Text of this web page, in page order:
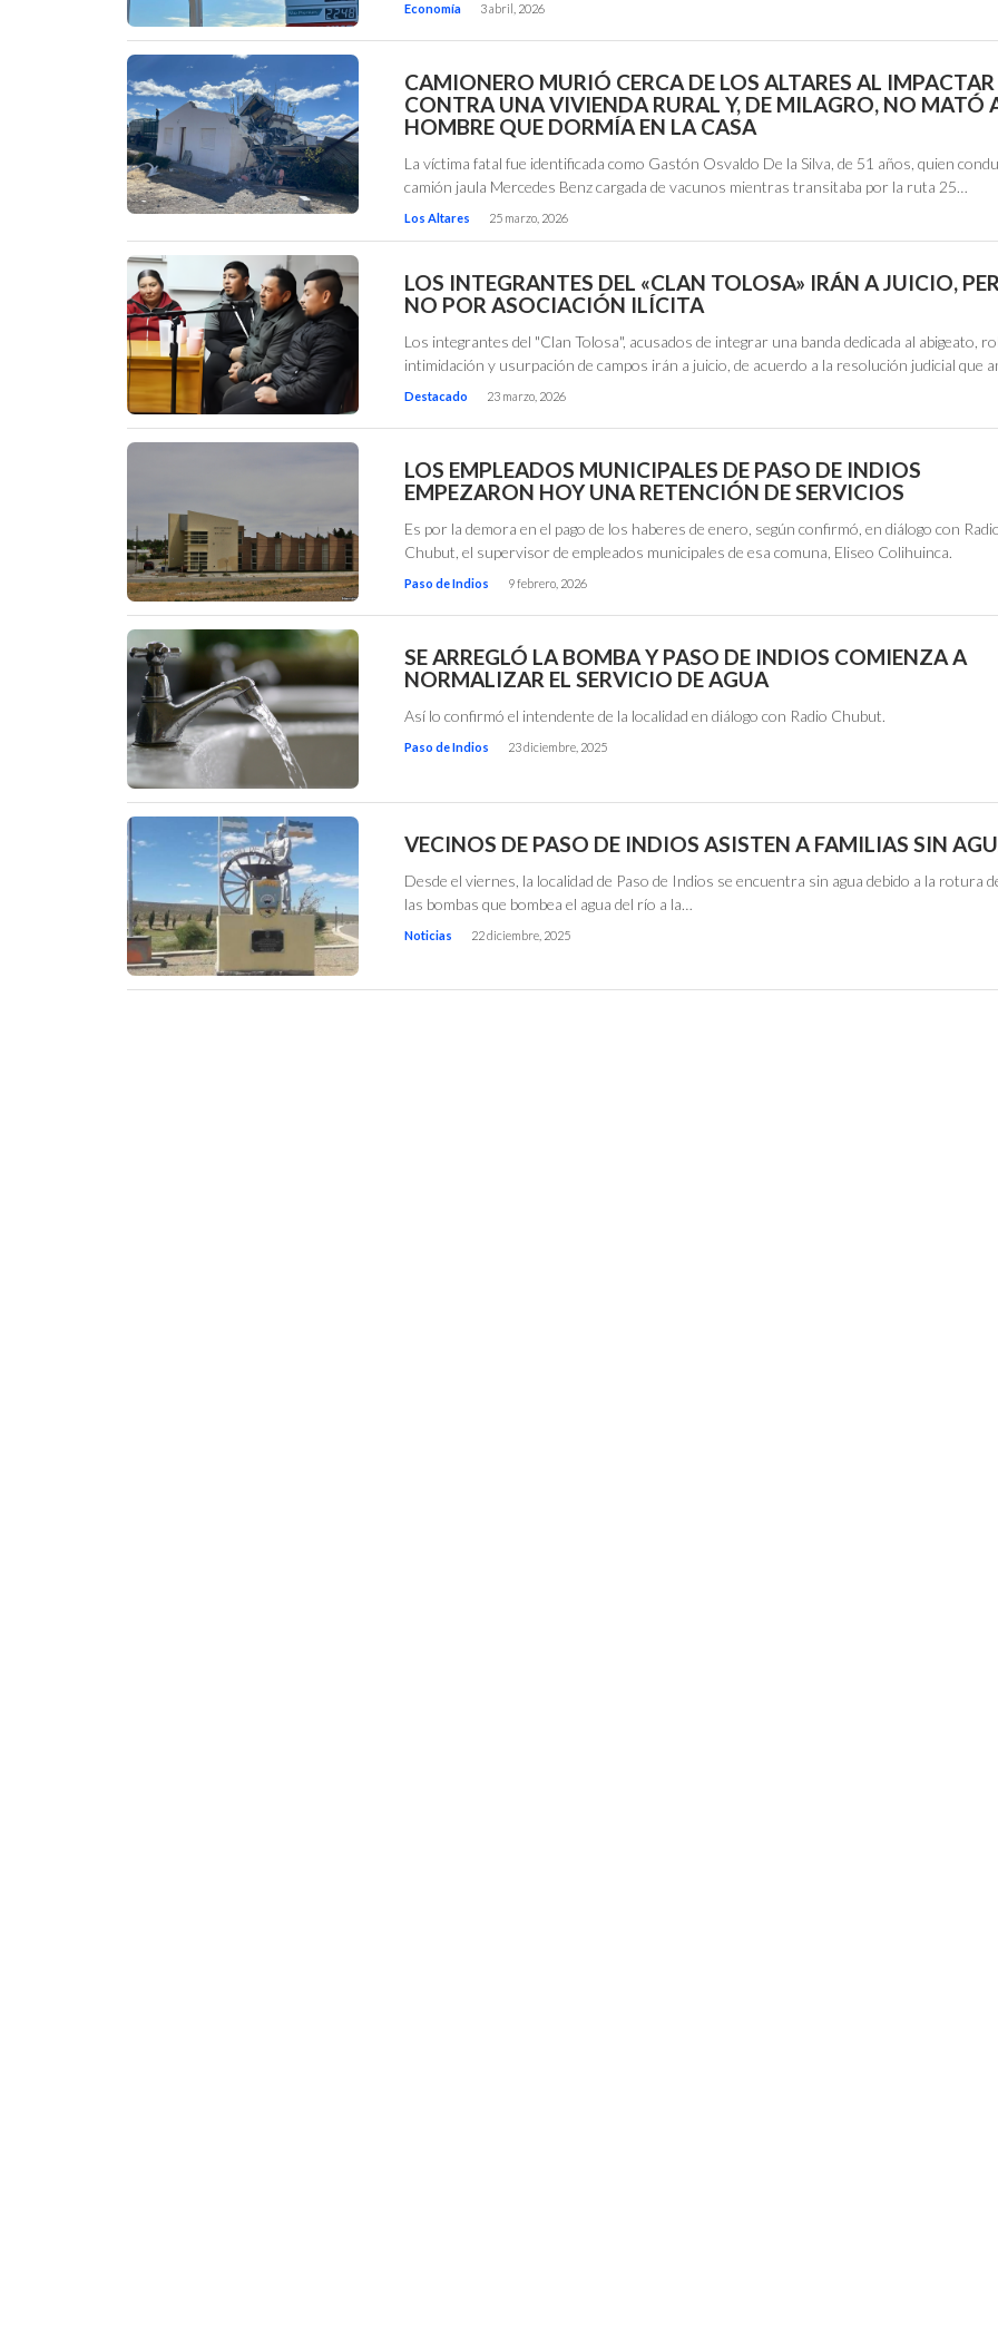
Economía 3 abril, 2026
CAMIONERO MURIÓ CERCA DE LOS ALTARES AL IMPACTAR
CONTRA UNA VIVIENDA RURAL Y, DE MILAGRO, NO MATÓ
HOMBRE QUE DORMÍA EN LA CASA
La víctima fatal fue identificada como Gastón Osvaldo De la Silva, de 51 años, quien
camión jaula Mercedes Benz cargada de vacunos mientras transitaba por la ruta 25…
Los Altares 25 marzo, 2026
LOS INTEGRANTES DEL «CLAN TOLOSA» IRÁN A JUICIO,
NO POR ASOCIACIÓN ILÍCITA
Los integrantes del "Clan Tolosa", acusados de integrar una banda dedicada al abigeato,
intimidación y usurpación de campos irán a juicio, de acuerdo a la resolución judicial que
Destacado 23 marzo, 2026
LOS EMPLEADOS MUNICIPALES DE PASO DE INDIOS
EMPEZARON HOY UNA RETENCIÓN DE SERVICIOS
Es por la demora en el pago de los haberes de enero, según confirmó, en diálogo con
Chubut, el supervisor de empleados municipales de esa comuna, Eliseo Colihuinca.
Paso de Indios 9 febrero, 2026
SE ARREGLÓ LA BOMBA Y PASO DE INDIOS COMIENZA A
NORMALIZAR EL SERVICIO DE AGUA
Así lo confirmó el intendente de la localidad en diálogo con Radio Chubut.
Paso de Indios 23 diciembre, 2025
VECINOS DE PASO DE INDIOS ASISTEN A FAMILIAS SIN
Desde el viernes, la localidad de Paso de Indios se encuentra sin agua debido a la rotura
las bombas que bombea el agua del río a la…
Noticias 22 diciembre, 2025